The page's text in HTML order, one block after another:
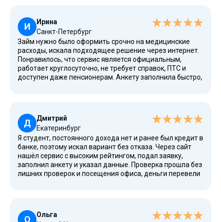
процентные понятные, сервис состоит в реестре ЦБ
России, уровень конфиденциальности высокий.
И
Ирина
Санкт-Петербург
Займ нужно было оформить срочно на медицинские
расходы, искала подходящее решение через интернет.
Понравилось, что сервис является официальным,
работает круглосуточно, не требует справок, ПТС и
доступен даже пенсионерам. Анкету заполнила быстро,
Д
Дмитрий
Екатеринбург
Я студент, постоянного дохода нет и ранее был кредит в
банке, поэтому искал вариант без отказа. Через сайт
нашёл сервис с высоким рейтингом, подал заявку,
заполнил анкету и указал данные. Проверка прошла без
лишних проверок и посещения офиса, деньги перевели
О
Ольга